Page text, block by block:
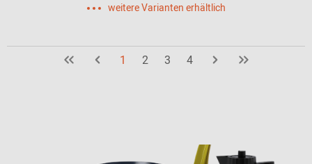
weitere Varianten erhältlich
1 2 3 4